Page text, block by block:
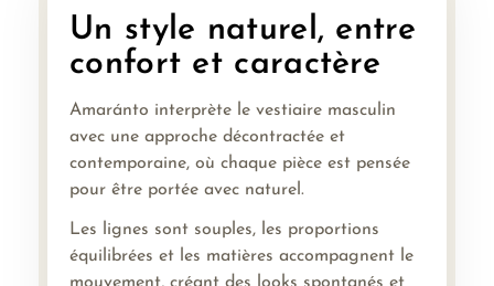
Un style naturel, entre
confort et caractère
Amaránto interprète le vestiaire masculin
avec une approche décontractée et
contemporaine, où chaque pièce est pensée
pour être portée avec naturel.
Les lignes sont souples, les proportions
équilibrées et les matières accompagnent le
mouvement, créant des looks spontanés et